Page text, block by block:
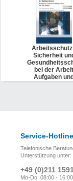
Arbeitsschutz
Sicherheit
bei der Arbeit
Aufgaben und
Service-Hotline
Telefonische
Unterstützung unter:
+49 (0)211
Mo-Do: 08:00 -